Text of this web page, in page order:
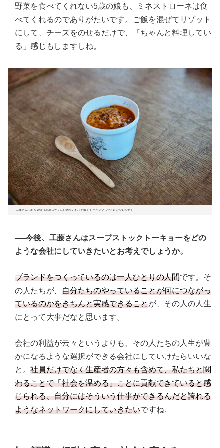
野菜を食べてくれない5歳の娘も、ミネストローネは食
べてくれるのでありがたいです。ご飯を混ぜてリゾット
にして、チーズをのせるだけで、「ちゃんと料理してい
る」感じもしますしね。
工藤さんご本人提供（冷凍スープにお米をいれて胡椒をトッピングしたアレンジレシピ）
──今後、工藤さんはスープストックトーキョーをどの
ような会社にしていきたいとお考えでしょうか。
ブランドをつくっているのは一人ひとりの人間です。そ
の人たちが、 自分たちのやっていることが何につながっ
ているのかをきちんと実感できることが、その人の人生
にとって大事だなと思います。
会社の利益が云々というよりも、その人たちの人生が豊
かになるような選択ができる会社にしていけたらいいな
と。 社員だけでなく生産者の方々も含めて、私たちと関
わることで「社会を温める」ことに貢献できていると感
じられる、自分にはそういう仕事ができるんだと誇れる
ようなネットワークにしていきたいですね。